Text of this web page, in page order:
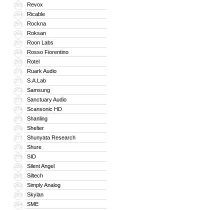
263 Revox
264 Ricable
265 Rockna
266 Roksan
267 Roon Labs
268 Rosso Fiorentino
269 Rotel
270 Ruark Audio
271 S.A.Lab
272 Samsung
273 Sanctuary Audio
274 Scansonic HD
275 Shanling
276 Shelter
277 Shunyata Research
278 Shure
279 SID
280 Silent Angel
281 Siltech
282 Simply Analog
283 Skylan
284 SME